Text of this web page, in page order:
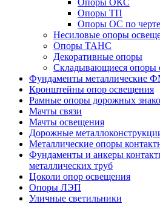
Опоры ОКС
Опоры ТП
Опоры ОС по
Несиловые опоры
Опоры ТАНС
Декоративные опоры
Складывающиеся опоры
Фундаменты металлические
Кронштейны опор освещения
Рамные опоры дорожных
Мачты связи
Мачты освещения
Дорожные
Металлические опоры
Фундаменты и анкеры
металлических труб
Цоколи опор освещения
Опоры ЛЭП
Уличные светильники